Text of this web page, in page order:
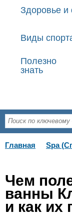
Здоровье и
Виды
Полезно
знать
Главная Spa
Чем
ванны
и как их